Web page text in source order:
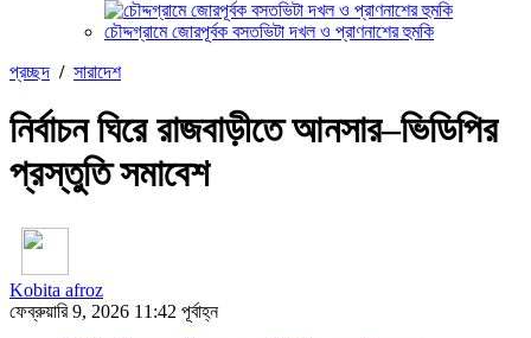
চৌদ্দগ্রামে জোরপূর্বক বসতভিটা দখল ও প্রাণনাশের হুমকি
প্রচ্ছদ / সারাদেশ
নির্বাচন ঘিরে রাজবাড়ীতে আনসার–ভিডিপির
প্রস্তুতি সমাবেশ
Kobita afroz
ফেব্রুয়ারি 9, 2026 11:42 পূর্বাহ্ন